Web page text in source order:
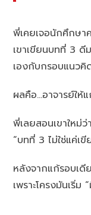
พี่เคยเจอนักศึกษา
เขาเขียนบทที่ 3 ดี
เองกับกรอบแนวคิ
ผลคือ…อาจารย์ให้
พี่เลยสอนเขาใหม่ว่า
“บทที่ 3 ไม่ใช่แค่เ
หลังจากแก้รอบเดี
เพราะโครงมันเริ่ม